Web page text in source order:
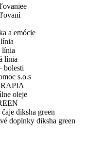
a emócie
línia
línia
bolesti
s.o.s
oleje
diksha green
doplnky diksha green